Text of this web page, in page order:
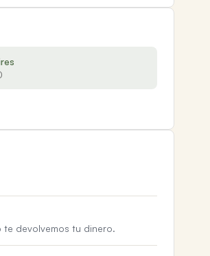
devolvemos tu dinero.